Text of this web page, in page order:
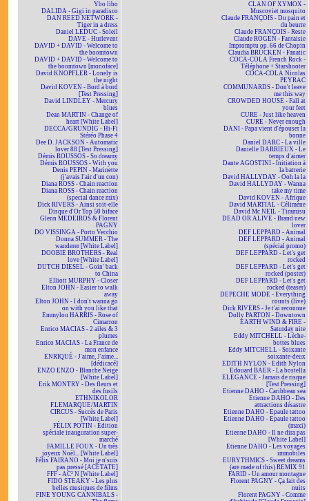
Ybo libo
DALIDA - Gigi in paradisco
DAN REED NETWORK -
Tiger in a dress
Daniel LEDUC - Soleil
DAVE - Hurlevent
DAVID + DAVID - Welcome to
the boomtown
DAVID + DAVID - Welcome to
the boomtown [monoface]
David KNOPFLER - Lonely is
the night
David KOVEN - Bord à bord
[Test Pressing]
David LINDLEY - Mercury
blues
Dean MARTIN - Change of
heart [White Label]
DECCA/GRUNDIG - Hi-Fi
Stéréo Phase 4
Dee D. JACKSON - Automatic
lover 88 [Test Pressing]
Démis ROUSSOS - So dreamy
Démis ROUSSOS - With you
Denis PEPIN - Marinette
(j'avais l'air d'un con)
Diana ROSS - Chain reaction
Diana ROSS - Chain reaction
(special dance mix)
Dick RIVERS - Ainsi soit-elle
Disque d'Or Top 50 biface
Glenn MEDEIROS & Florent
PAGNY
DO VISSINGA - Porto Vecchio
Donna SUMMER - The
wanderer [White Label]
DOOBIE BROTHERS - Real
love [White Label]
DUTCH DIESEL - Goin' back
to China
Elliott MURPHY - Closer
Elton JOHN - Easier to walk
away
Elton JOHN - I don't wanna go
on with you like that
Emmylou HARRIS - Rose of
Cimarron
Enrico MACIAS - 2 ailes & 3
plumes
Enrico MACIAS - La France de
mon enfance
ENRIQUÉ - J'aime, J'aime...
[dédicacé]
ENZO ENZO - Blanche Neige
[White Label]
Erik MONTRY - Des fleurs et
des fusils
ETHNIKOLOR
F.LEMARQUE/MARTIN
CIRCUS - Succès de Paris
[White Label]
FÉLIX POTIN - Édition
spéciale inauguration super-
marché
FAMILLE FOUX - Un très
joyeux Noël... [White Label]
Félix FAIRANO - Moi je n'suis
pas pressé [ACÉTATE]
FFF - AC² N [White Label]
FIDO STEAKY - Les plus
belles musiques de films
FINE YOUNG CANNIBALS -
CLAN OF XYMOX -
Muscoviet mosquito
Claude FRANÇOIS - Du pain et
du beurre
Claude FRANÇOIS - Reste
Claude ROGEN - Fantaisie
Impromptu op. 66 de Chopin
Claudia BRÜCKEN - Fanatic
COCA-COLA French Rock -
Téléphone + Starshooter
COCA-COLA Nicolas
PEYRAC
COMMUNARDS - Don't leave
me this way
CROWDED HOUSE - Fall at
your feet
CURE - Just like heaven
CURE - Never enough
DANI - Papa vient d'épouser la
bonne
Daniel DARC - La ville
Danielle DARRIEUX - Le
temps d'aimer
Dante AGOSTINI - Initiation à
la batterie
David HALLYDAY - Ooh la la
David HALLYDAY - Wanna
take my time
David KOVEN - Afrique
David MARTIAL - Célimène
David Mc NEIL - Tiramisu
DEAD OR ALIVE - Brand new
lover
DEF LEPPARD - Animal
DEF LEPPARD - Animal
(spécial promo)
DEF LEPPARD - Let's get
rocked
DEF LEPPARD - Let's get
rocked (poster)
DEF LEPPARD - Let's get
rocked (teaser)
DEPECHE MODE - Everything
counts (live)
Dick RIVERS - Je t'ai reconnue
Dolly PARTON - Downtown
EARTH WIND & FIRE -
Saturday nite
Eddy MITCHELL - Lèche-
bottes blues
Eddy MITCHELL - Soixante
soixante-deux
EDITH NYLON - Edith Nylon
Edouard BAER - La bostella
ELEGANCE - Jamais de risque
[Test Pressing]
Etienne DAHO - Caribbean sea
Etienne DAHO - Des
attractions désastre
Etienne DAHO - Epaule tattoo
Etienne DAHO - Epaule tattoo
(maxi)
Etienne DAHO - Il ne dira pas
[White Label]
Etienne DAHO - Les voyages
immobiles
EURYTHMICS - Sweet dreams
(are made of this) REMIX 91
FARID - Un amour montagne
Florent PAGNY - Ça fait des
nuits
Florent PAGNY - Comme